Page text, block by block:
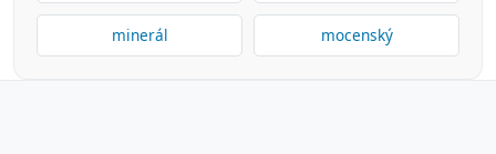
minerál mocenský